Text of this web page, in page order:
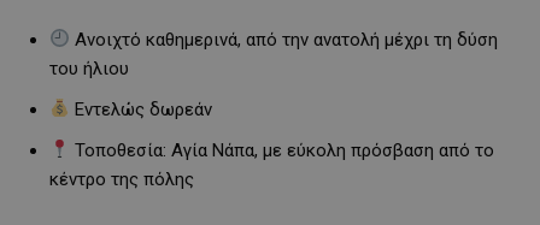
Ανοιχτό καθημερινά, από την ανατολή μέχρι τη δύση
του ήλιου
Εντελώς δωρεάν
Τοποθεσία: Αγία Νάπα, με εύκολη πρόσβαση από το
κέντρο της πόλης